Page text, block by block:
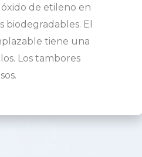
de etileno en
biodegradables. El
tiene una
Los tambores